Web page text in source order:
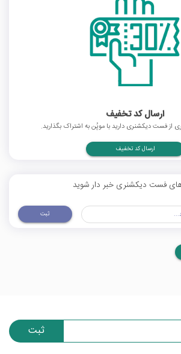
ارسال کد تخفیف
از فست دیکشنری دارید با موپُن به اشتراک بگذارید.
ارسال کد تخفیف
فست دیکشنری خبر دار شوید
ثبت
ثبت